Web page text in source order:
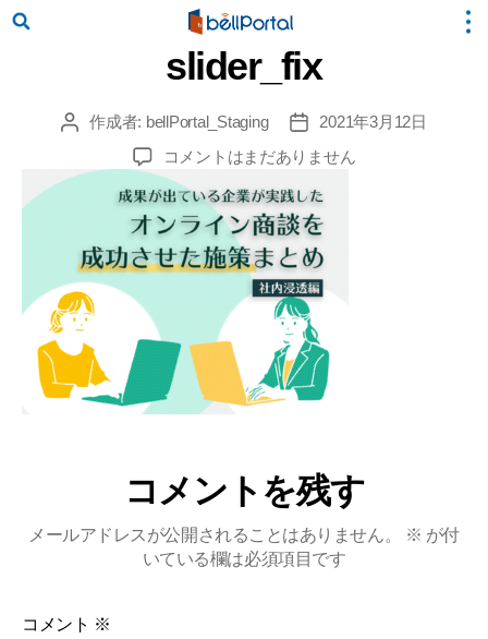
slider_fix
投
者
作成者: bellPortal_Staging
投
稿
日
2021年3月12日
slider_fix
へ
の
コメントはまだありません
コメントを残す
メールアドレスが公開されることはありません。 ※ が付
いている欄は必須項目です
コメント ※